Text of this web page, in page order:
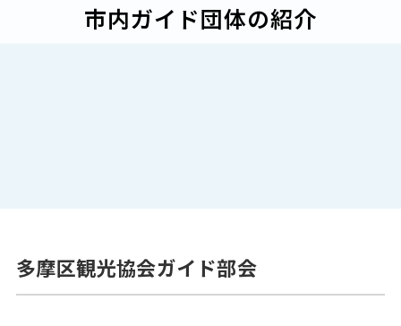
市内ガイド団体の紹介
多摩区観光協会ガイド部会